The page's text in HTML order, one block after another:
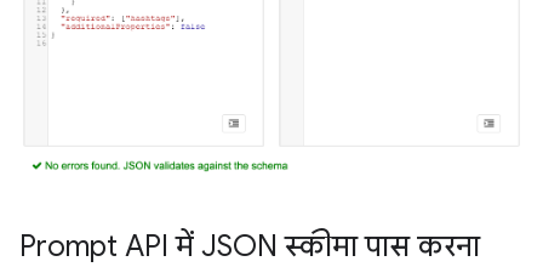
Prompt API में JSON स्कीमा पास करना